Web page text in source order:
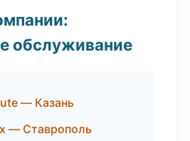
обслуживание
— Казань
— Ставрополь